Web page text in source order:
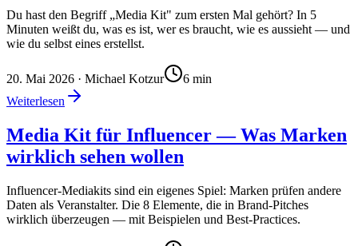
Du hast den Begriff „Media Kit" zum ersten Mal gehört? In 5
Minuten weißt du, was es ist, wer es braucht, wie es aussieht — und
wie du selbst eines erstellst.
20. Mai 2026 · Michael Kotzur 6 min
Weiterlesen
Media Kit für Influencer — Was Marken
wirklich sehen wollen
Influencer-Mediakits sind ein eigenes Spiel: Marken prüfen andere
Daten als Veranstalter. Die 8 Elemente, die in Brand-Pitches
wirklich überzeugen — mit Beispielen und Best-Practices.